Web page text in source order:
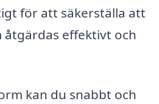
för att säkerställa att
åtgärdas effektivt och
kan du snabbt och